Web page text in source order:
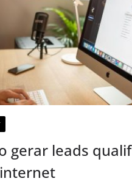
gerar leads